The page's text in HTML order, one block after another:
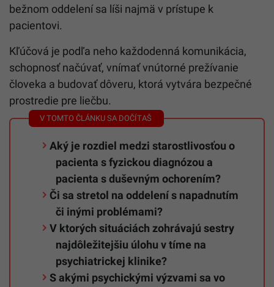
bežnom oddelení sa líši najmä v prístupe k
pacientovi.
Kľúčová je podľa neho každodenná komunikácia,
schopnosť načúvať, vnímať vnútorné prežívanie
človeka a budovať dôveru, ktorá vytvára bezpečné
prostredie pre liečbu.
Aký je rozdiel medzi starostlivosťou o
pacienta s fyzickou diagnózou a
pacienta s duševným ochorením?
Či sa stretol na oddelení s napadnutím
či inými problémami?
V ktorých situáciách zohrávajú sestry
najdôležitejšiu úlohu v tíme na
psychiatrickej klinike?
S akými psychickými výzvami sa vo